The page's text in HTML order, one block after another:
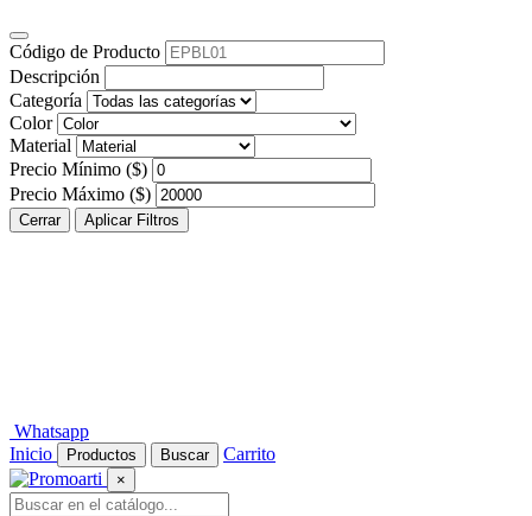
Código de Producto
Descripción
Categoría
Color
Material
Precio Mínimo ($)
Precio Máximo ($)
Cerrar Aplicar Filtros
Whatsapp
Inicio
Productos Buscar Carrito
×